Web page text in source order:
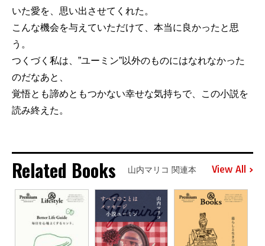
いた愛を、思い出させてくれた。
こんな機会を与えていただけて、本当に良かったと思
う。
つくづく私は、”ユーミン”以外のものにはなれなかった
のだなあと、
覚悟とも諦めともつかない幸せな気持ちで、この小説を
読み終えた。
Related Books 山内マリコ 関連本 View All